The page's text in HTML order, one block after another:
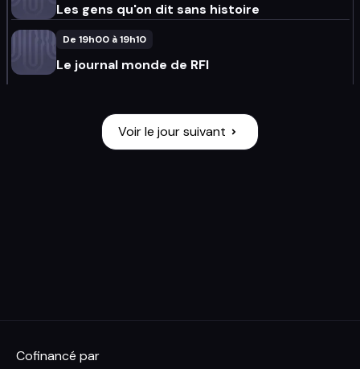
Les gens qu'on dit sans histoire
De 19h00 à 19h10
Le journal monde de RFI
Voir le jour suivant
Cofinancé par